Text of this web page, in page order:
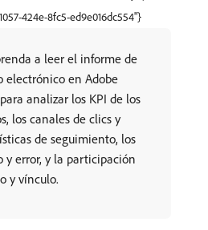
424e-8fc5-ed9e016dc554"}
a leer el informe de
electrónico en Adobe
analizar los KPI de los
los canales de clics y
de seguimiento, los
y error, y la participación
y vínculo.